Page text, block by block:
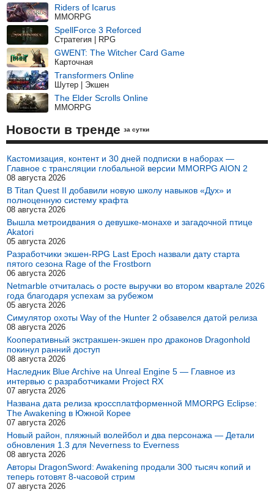
Riders of Icarus
MMORPG
SpellForce 3 Reforced
Стратегия | RPG
GWENT: The Witcher Card Game
Карточная
Transformers Online
Шутер | Экшен
The Elder Scrolls Online
MMORPG
Новости в тренде за сутки
Кастомизация, контент и 30 дней подписки в наборах —
Главное с трансляции глобальной версии MMORPG AION 2
08 августа 2026
В Titan Quest II добавили новую школу навыков «Дух» и
полноценную систему крафта
08 августа 2026
Вышла метроидвания о девушке-монахе и загадочной птице
Akatori
05 августа 2026
Разработчики экшен-RPG Last Epoch назвали дату старта
пятого сезона Rage of the Frostborn
06 августа 2026
Netmarble отчиталась о росте выручки во втором квартале 2026
года благодаря успехам за рубежом
05 августа 2026
Симулятор охоты Way of the Hunter 2 обзавелся датой релиза
08 августа 2026
Кооперативный экстракшен-экшен про драконов Dragonhold
покинул ранний доступ
08 августа 2026
Наследник Blue Archive на Unreal Engine 5 — Главное из
интервью с разработчиками Project RX
07 августа 2026
Названа дата релиза кроссплатформенной MMORPG Eclipse:
The Awakening в Южной Корее
07 августа 2026
Новый район, пляжный волейбол и два персонажа — Детали
обновления 1.3 для Neverness to Everness
08 августа 2026
Авторы DragonSword: Awakening продали 300 тысяч копий и
теперь готовят 8-часовой стрим
07 августа 2026